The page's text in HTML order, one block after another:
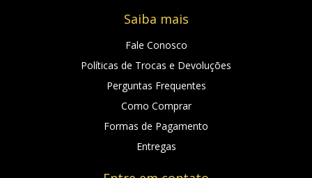
Saiba mais
Fale Conosco
Políticas de Trocas e Devoluções
Perguntas Frequentes
Como Comprar
Formas de Pagamento
Entregas